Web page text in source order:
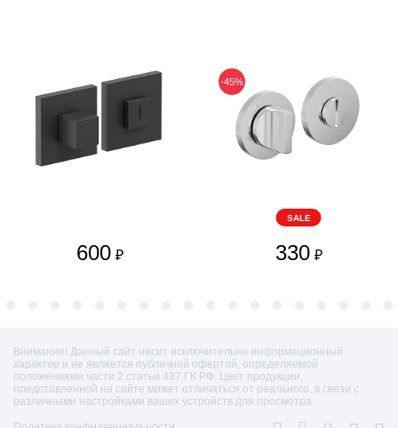
600 ₽
-45%
SALE
330 ₽
Внимание! Данный сайт носит исключительно информационный
характер и не является публичной офертой, определяемой
положениями части 2 статьи 437 ГК РФ. Цвет продукции,
представленной на сайте может отличаться от реального, в связи с
различными настройками ваших устройств для просмотра.